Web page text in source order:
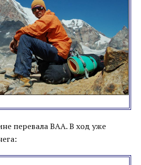
перевала ВАА. В ход уже